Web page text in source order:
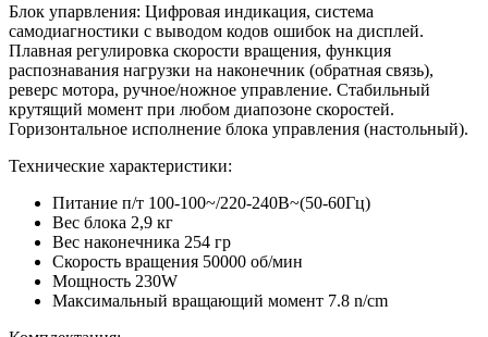
Блок упарвления: Цифровая индикация, система
самодиагностики с выводом кодов ошибок на дисплей.
Плавная регулировка скорости вращения, функция
распознавания нагрузки на наконечник (обратная связь),
реверс мотора, ручное/ножное управление. Стабильный
крутящий момент при любом диапозоне скоростей.
Горизонтальное исполнение блока управления (настольный).
Технические характеристики:
Питание п/т 100-100~/220-240B~(50-60Гц)
Вес блока 2,9 кг
Вес наконечника 254 гр
Скорость вращения 50000 об/мин
Mощность 230W
Mаксимальный вращающий момент 7.8 n/cm